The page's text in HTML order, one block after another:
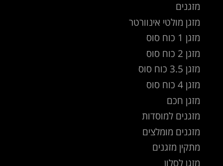
מזגנים
מזגן מולטי אינוורטר
מזגן 1 כוח סוס
מזגן 2 כוח סוס
מזגן 3.5 כוח סוס
מזגן 4 כוח סוס
מזגן חכם
מזגנים למוסדות
מזגנים מומלצים
מתקין מזגנים
מזגן לסלון